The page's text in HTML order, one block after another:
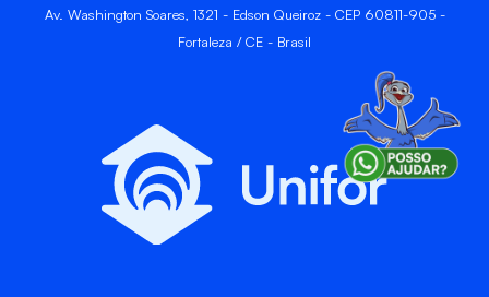
Av. Washington Soares, 1321 - Edson Queiroz - CEP 60811-905 -
Fortaleza / CE - Brasil